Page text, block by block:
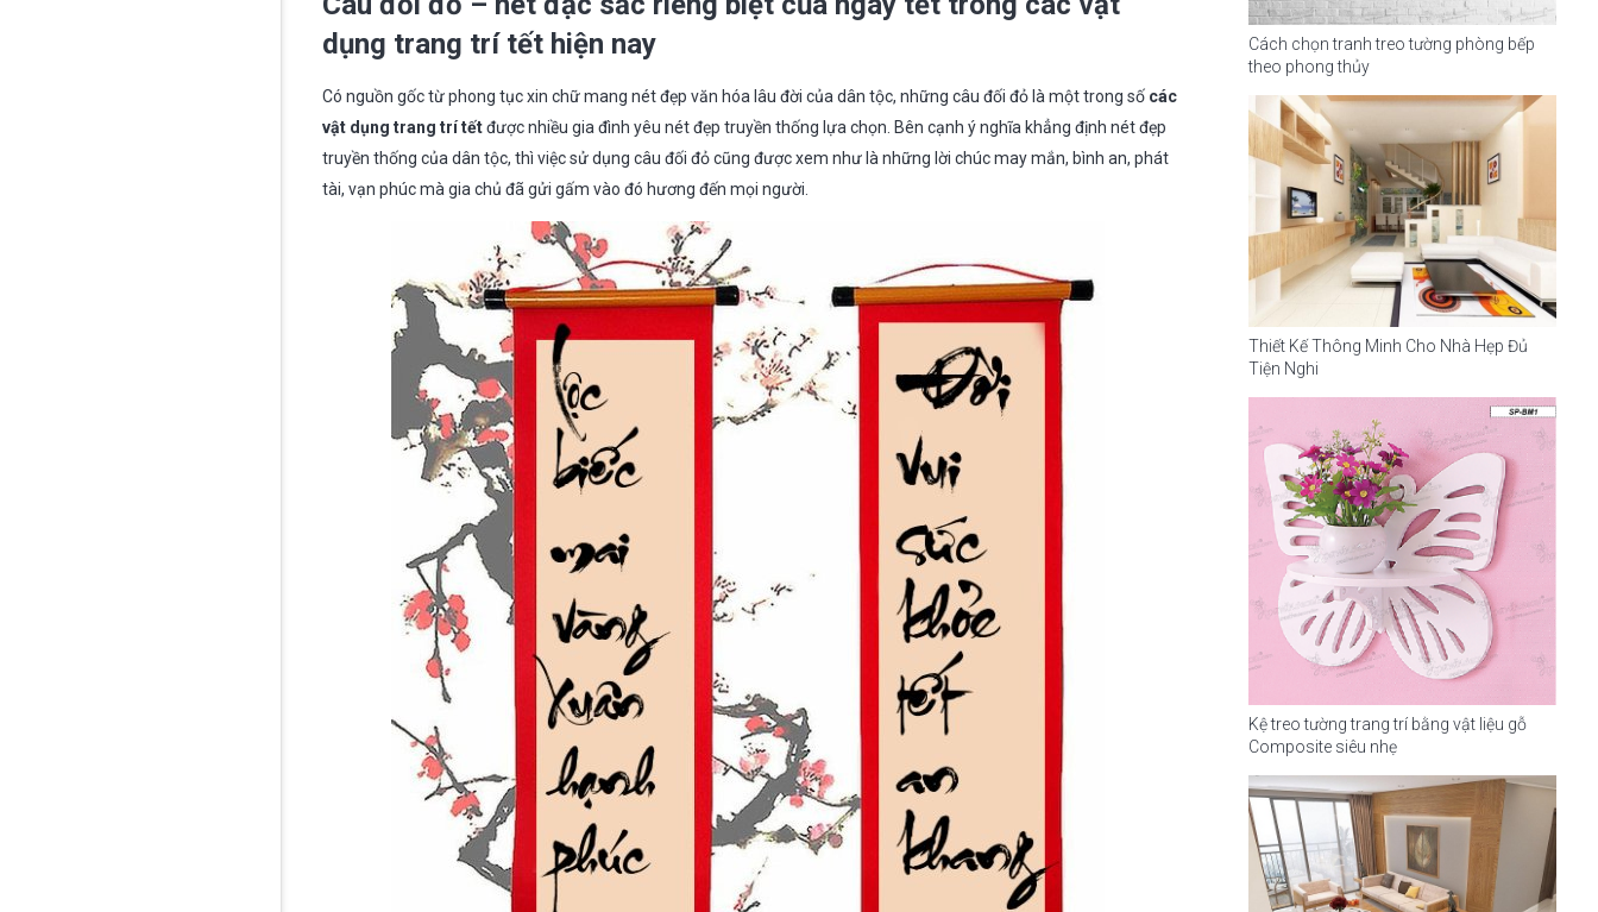
dụng trang trí tết hiện nay
Có nguồn gốc từ phong tục xin chữ mang nét đẹp văn hóa lâu đời của dân tộc, những câu đối đỏ là một trong số các
vật dụng trang trí tếtđược nhiều gia đình yêu nét đẹp truyền thống lựa chọn. Bên cạnh ý nghĩa khẳng định nét đẹp
truyền thống của dân tộc, thì việc sử dụng câu đối đỏ cũng được xem như là những lời chúc may mắn, bình an, phát
tài, vạn phúc mà gia chủ đã gửi gấm vào đó hương đến mọi người.
Cách chọn tranh treo tường phòng bếp
theo phong thủy
Thiết Kế Thông Minh Cho Nhà Hẹp Đủ
Tiện Nghi
Kệ treo tường trang trí bằng vật liệu gỗ
Composite siêu nhẹ